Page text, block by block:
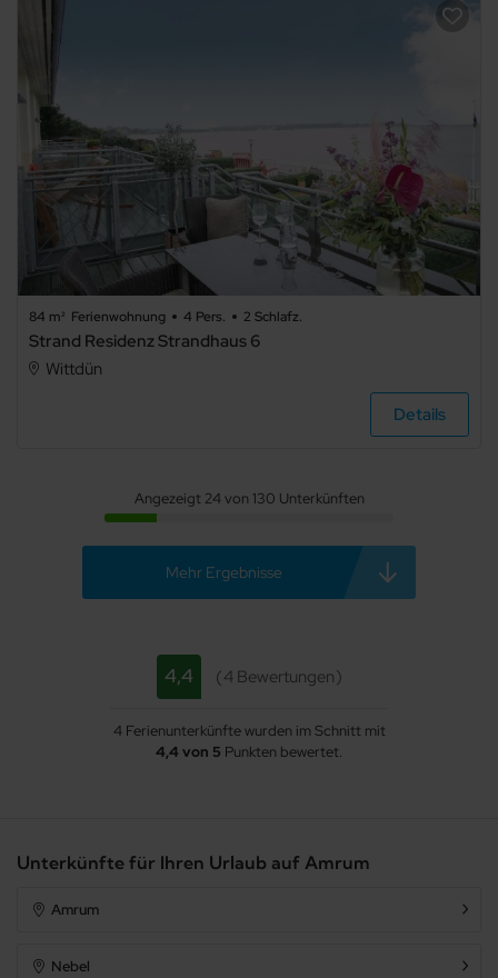
84 m² Ferienwohnung 4 Pers. 2 Schlafz.
Strand Residenz Strandhaus 6
Wittdün
Details
Angezeigt 24 von 130 Unterkünften
Mehr Ergebnisse
4,4 4 Bewertungen
4 Ferienunterkünfte wurden im Schnitt mit
4,4 von 5 Punkten bewertet.
Unterkünfte für Ihren Urlaub auf Amrum
Amrum
Nebel